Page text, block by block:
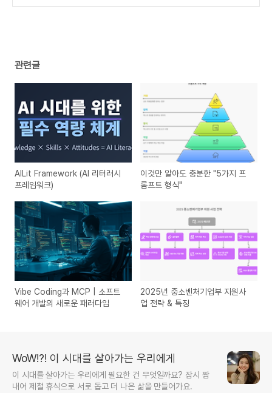
관련글
AILit Framework (AI 리터러시
프레임워크)
이것만 알아도 충분한 "5가지 프
롬프트 형식"
Vibe Coding과 MCP | 소프트
웨어 개발의 새로운 패러다임
2025년 중소벤처기업부 지원사
업 전략 & 특징
WoW!?! 이 시대를 살아가는 우리에게
이 시대를 살아가는 우리에게 필요한 건 무엇일까요? 잠시 짬
내어 제철 휴식으로 서로 돕고 더 나은 삶을 만들어가요.